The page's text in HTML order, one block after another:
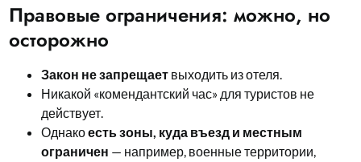
Правовые ограничения: можно, но
осторожно
Закон не запрещает выходить из отеля.
Никакой «комендантский час» для туристов не
действует.
Однакоесть зоны, куда въезд и местным
ограничен — например, военные территории,